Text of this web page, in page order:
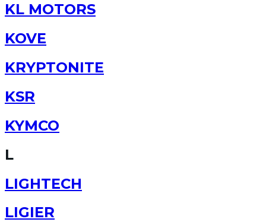
KL MOTORS
KOVE
KRYPTONITE
KSR
KYMCO
L
LIGHTECH
LIGIER